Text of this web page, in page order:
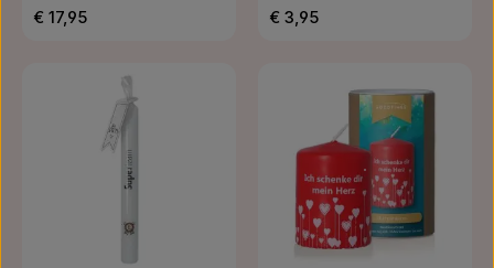
Regulärer Preis:
€ 17,95
Regulärer Preis:
€ 3,95